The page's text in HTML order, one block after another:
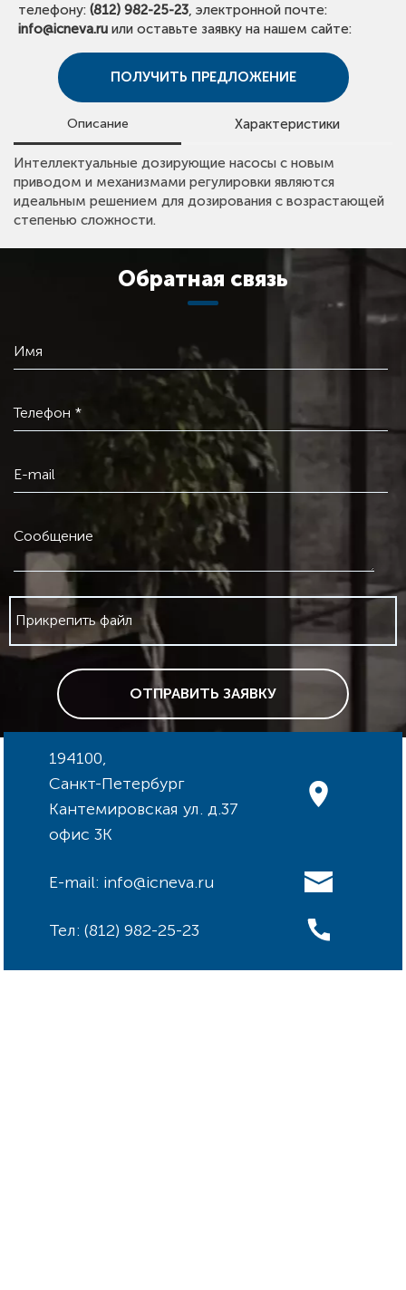
телефону: (812) 982-25-23, электронной почте:
info@icneva.ru или оставьте заявку на нашем сайте:
ПОЛУЧИТЬ ПРЕДЛОЖЕНИЕ
Описание Характеристики
Интеллектуальные дозирующие насосы с новым
приводом и механизмами регулировки являются
идеальным решением для дозирования с возрастающей
степенью сложности.
• Максимальный напор: 10 бар;
• Maксимальный расход: 15 л/час;
• Maксимальный давление: 10 бар;
• Температура жидкости: -10°С ~ +45°С.
Обратная связь
Имя
Телефон *
E-mail
Сообщение
Прикрепить файл
ОТПРАВИТЬ ЗАЯВКУ
194100,
Санкт-Петербург
Кантемировская ул. д.37
офис 3К
E-mail: info@icneva.ru
Тел: (812) 982-25-23